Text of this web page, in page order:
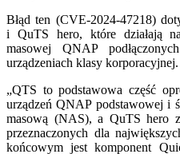
Błąd ten (CVE-2024-47218)
i QuTS hero, które działają
masowej QNAP
urządzeniach klasy korporacyjnej.
„QTS to podstawowa część
urządzeń QNAP podstawowej i
masową (NAS), a QuTS hero
przeznaczonych dla
końcowym jest komponent